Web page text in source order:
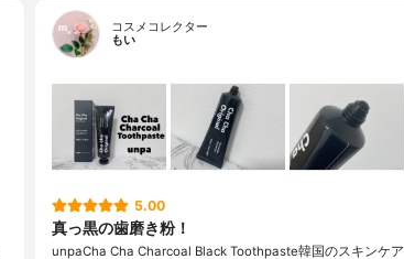
コスメコレクター
もい
5.00
真っ黒の歯磨き粉！
unpaCha Cha Charcoal Black Toothpaste韓国のスキンケア